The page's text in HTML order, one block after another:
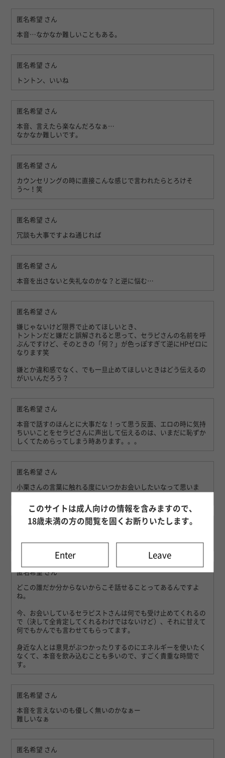
匿名希望 さん
本音…なかなか難しいこともある。
匿名希望 さん
トントン、いいね
匿名希望 さん
本音、言えたら楽なんだろなぁ…
なかなか難しいです。
匿名希望 さん
カウンセリングの時に直接こんな感じで言われたらとろけそ
う〜！笑
匿名希望 さん
冗談も大事ですよね通じれば
匿名希望 さん
本音を出さないと失礼なのかな？と逆に悩む…
匿名希望 さん
嫌じゃないけど限界で止めてほしいとき、
トントンだと嫌だと誤解されると思って、セラピさんの名前を呼
ぶんですけど、そのときの「何？」が色っぽすぎて逆にHPゼロに
なります笑
嫌とか違和感でなく、でも一旦止めてほしいときはどう伝えるの
がいいんだろう？
匿名希望 さん
本音で話すのほんとに大事だな！って思う反面、エロの時に気持
ちいいことをセラピさんに声出して伝えるのは、いまだに恥ずか
しくてためらってしまう時あります。。。
匿名希望 さん
小栗さんの言葉に触れる度にいつかお会いしたいなって思いま
匿名希望さん
伝えるのむずいよね！
匿名希望さん
どこの誰だか分からないからこそ話せることってあるんですよ
ね。
今、お会いしているセラピストさんは何でも受け止めてくれるの
で（決して全肯定してくれるわけではないけど）、それに甘えて
何でもかんでも言わせてもらってます。
身近な人とは意見がぶつかったりするのにエネルギーを使いたく
なくて、本音を飲み込むことも多いので、すごく貴重な時間で
す。
匿名希望 さん
本音を言えないのも優しく無いのかなぁー
難しいなぁ
匿名希望 さん
このサイトは成人向けの情報を含みますので、
18歳未満の方の閲覧を固くお断りいたします。
Enter Leave